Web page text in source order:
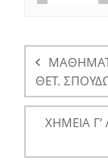
άρθρων
ΘΕΤ.
ΧΗΜΕΙΑ